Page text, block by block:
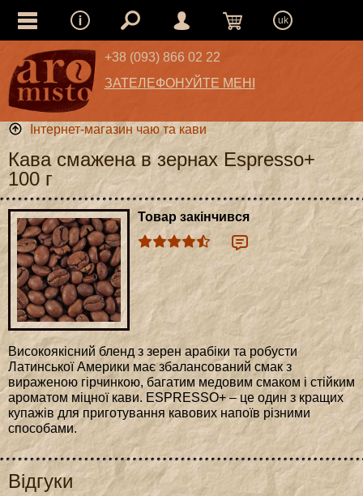
uk
+38 (093) 866 02 22
ЗАТЕЛЕФОНУЙТЕ МЕНІ
Інтернет-магазин чаю та кави
Кава смажена в зернах Espresso+
100 г
Товар закінчився
Високоякісний бленд з зерен арабіки та робусти
Латинської Америки має збалансований смак з
вираженою гірчинкою, багатим медовим смаком і стійким
ароматом міцної кави. ESPRESSO+ – це один з кращих
купажів для приготування кавових напоїв різними
способами.
Відгуки